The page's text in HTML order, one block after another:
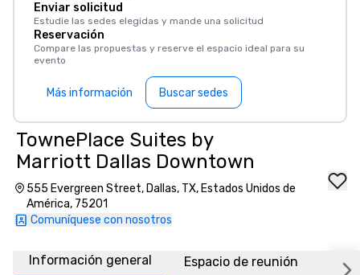
Enviar solicitud
Estudie las sedes elegidas y mande una solicitud
Reservación
Compare las propuestas y reserve el espacio ideal para su
evento
Más información Buscar sedes
TownePlace Suites by
Marriott Dallas Downtown
555 Evergreen Street, Dallas, TX, Estados Unidos de
América, 75201
Comuníquese con nosotros
Información general Espacio de reunión